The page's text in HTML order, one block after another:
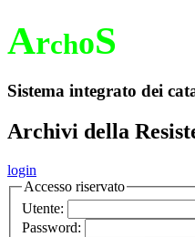
ArchoS
Sistema integrato dei
Archivi della
login
Accesso riservato
Utente:
Password: